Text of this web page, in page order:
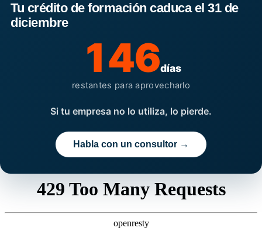
Tu crédito de formación caduca el 31 de
diciembre
146días
restantes para aprovecharlo
Si tu empresa no lo utiliza, lo pierde.
Habla con un consultor →